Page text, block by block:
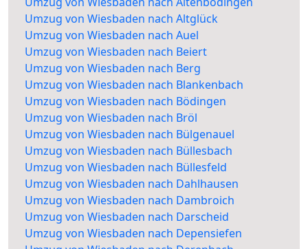
Umzug von Wiesbaden nach Altglück
Umzug von Wiesbaden nach Auel
Umzug von Wiesbaden nach Beiert
Umzug von Wiesbaden nach Berg
Umzug von Wiesbaden nach Blankenbach
Umzug von Wiesbaden nach Bödingen
Umzug von Wiesbaden nach Bröl
Umzug von Wiesbaden nach Bülgenauel
Umzug von Wiesbaden nach Büllesbach
Umzug von Wiesbaden nach Büllesfeld
Umzug von Wiesbaden nach Dahlhausen
Umzug von Wiesbaden nach Dambroich
Umzug von Wiesbaden nach Darscheid
Umzug von Wiesbaden nach Depensiefen